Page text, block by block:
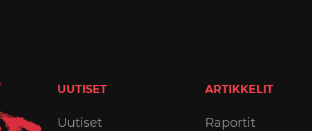
UUTISET
Uutiset
ARTIKKELIT
Raportit